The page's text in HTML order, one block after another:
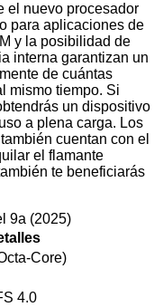
el nuevo procesador
para aplicaciones de
y la posibilidad de
interna garantizan un
de cuántas
mismo tiempo. Si
un dispositivo
a plena carga. Los
cuentan con el
el flamante
te beneficiarás
9a (2025)
Core)
4.0